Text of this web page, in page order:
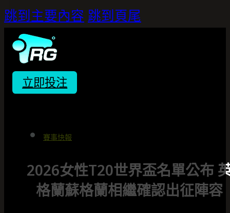
跳到主要內容 跳到頁尾
立即投注
賽事快報
2026女性T20世界盃名單公布
格蘭蘇格蘭相繼確認出征陣容